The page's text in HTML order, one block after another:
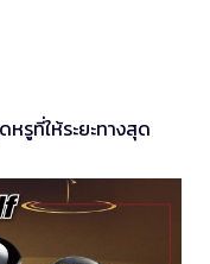
รูที่ให้ระยะทางสุด